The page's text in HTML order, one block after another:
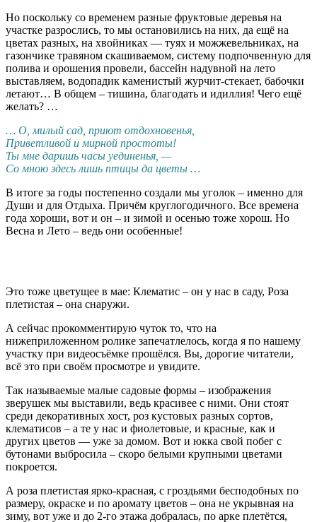
Но поскольку со временем разные фруктовые деревья на
участке разрослись, то мы остановились на них, да ещё на
цветах разных, на хвойниках — туях и можжевельниках, на
газончике травяном скашиваемом, систему подпочвенную для
полива и орошения провели, бассейн надувной на лето
выставляем, водопадик каменистый журчит-стекает, бабочки
летают… В общем – тишина, благодать и идиллия! Чего ещё
желать? …
… О, милый сад, приют отдохновенья,
Приветливой и мирной простоты!
Ты мне даришь часы уединенья, —
Со мною здесь лишь птицы да цветы …
В итоге за годы постепенно создали мы уголок – именно для
Души и для Отдыха. Причём круглогодичного. Все времена
года хороши, вот и он – и зимой и осенью тоже хорош. Но
Весна и Лето – ведь они особенные!
Это тоже цветущее в мае: Клематис – он у нас в саду, Роза
плетистая – она снаружи.
А сейчас прокомментирую чуток то, что на
нижеприложенном ролике запечатлелось, когда я по нашему
участку при видеосъёмке прошёлся. Вы, дорогие читатели,
всё это при своём просмотре и увидите.
Так называемые малые садовые формы – изображения
зверушек мы выставили, ведь красивее с ними. Они стоят
среди декоративных хост, роз кустовых разных сортов,
клематисов – а те у нас и фиолетовые, и красные, как и
других цветов — уже за домом. Вот и юкка свой побег с
бутонами выбросила – скоро белыми крупными цветами
покроется.
А роза плетистая ярко-красная, с гроздьями бесподобных по
размеру, окраске и по аромату цветов – она не укрывная на
зиму, вот уже и до 2-го этажа добралась, по арке плетётся,